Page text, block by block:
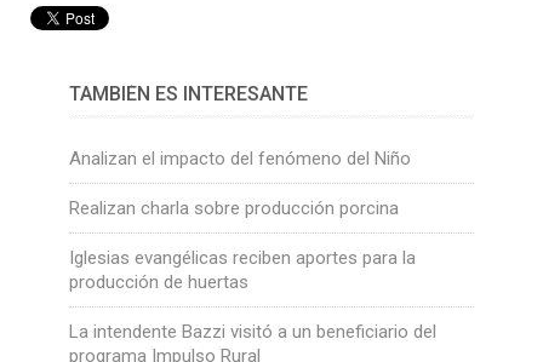
TAMBIÉN ES INTERESANTE
Analizan el impacto del fenómeno del Niño
Realizan charla sobre producción porcina
Iglesias evangélicas reciben aportes para la
producción de huertas
La intendente Bazzi visitó a un beneficiario del
programa Impulso Rural